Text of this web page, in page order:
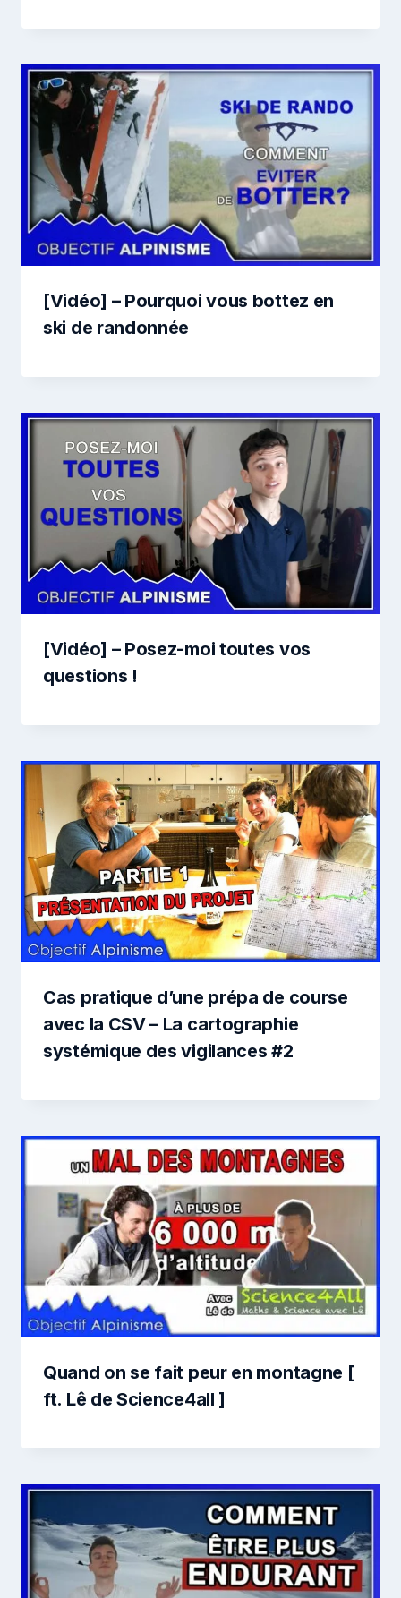
[Vidéo] – Pourquoi vous bottez en
ski de randonnée
[Vidéo] – Posez-moi toutes vos
questions !
Cas pratique d’une prépa de course
avec la CSV – La cartographie
systémique des vigilances #2
Quand on se fait peur en montagne [
ft. Lê de Science4all ]